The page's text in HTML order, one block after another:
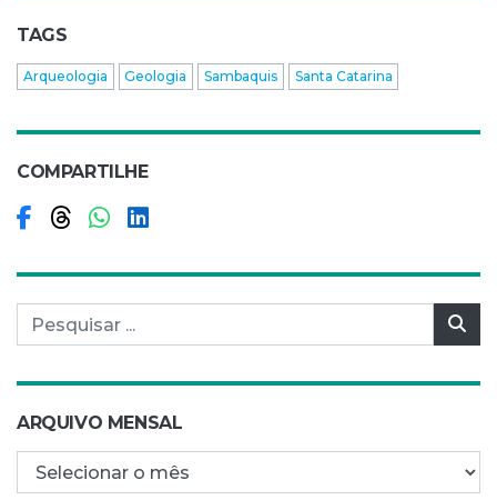
TAGS
Arqueologia Geologia Sambaquis Santa Catarina
COMPARTILHE
Compartilhar no Facebook
Compartilhar no Threads
Compartilhar no WhatsApp
Compartilhar no LinkedIn
Pesquisar por:
ARQUIVO MENSAL
Arquivo mensal